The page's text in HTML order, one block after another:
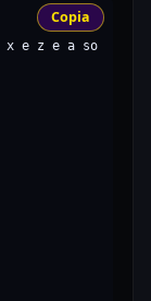
Copia
x e z e a sono